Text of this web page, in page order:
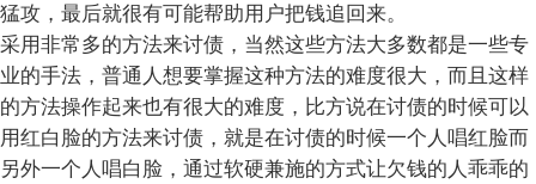
猛攻，最后就很有可能帮助用户把钱追回来。
采用非常多的方法来讨债，当然这些方法大多数都是一些专
业的手法，普通人想要掌握这种方法的难度很大，而且这样
的方法操作起来也有很大的难度，比方说在讨债的时候可以
用红白脸的方法来讨债，就是在讨债的时候一个人唱红脸而
另外一个人唱白脸，通过软硬兼施的方式让欠钱的人乖乖的